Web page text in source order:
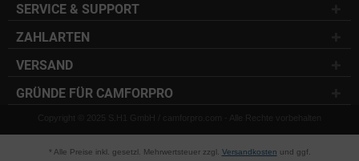
SERVICE & SUPPORT
ZAHLARTEN
VERSAND
GRÜNDE FÜR CAMFORPRO
Copyright © 2025 S.H1 GmbH / camforpro.com - Alle Rechte vorbehalten
* Alle Preise inkl. gesetzl. Mehrwertsteuer zzgl. Versandkosten und ggf.